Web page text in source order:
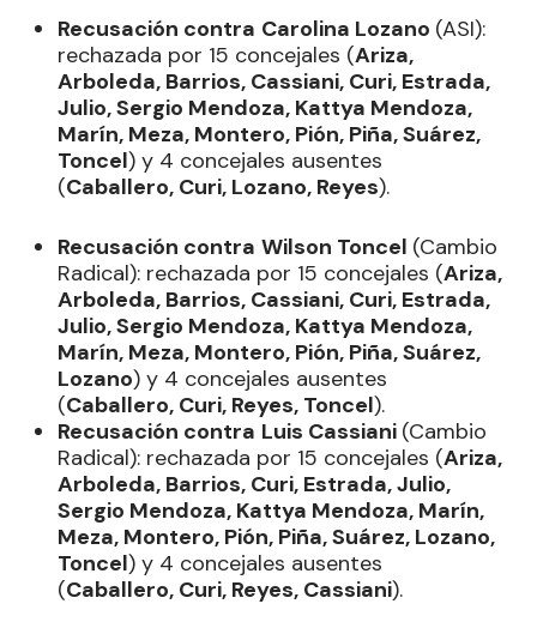
Recusación contra Carolina Lozano (ASI):
rechazada por 15 concejales (Ariza,
Arboleda, Barrios, Cassiani, Curi, Estrada,
Julio, Sergio Mendoza, Kattya Mendoza,
Marín, Meza, Montero, Pión, Piña, Suárez,
Toncel) y 4 concejales ausentes
(Caballero, Curi, Lozano, Reyes).
Recusación contra Wilson Toncel (Cambio
Radical): rechazada por 15 concejales (Ariza,
Arboleda, Barrios, Cassiani, Curi, Estrada,
Julio, Sergio Mendoza, Kattya Mendoza,
Marín, Meza, Montero, Pión, Piña, Suárez,
Lozano) y 4 concejales ausentes
(Caballero, Curi, Reyes, Toncel).
Recusación contra Luis Cassiani (Cambio
Radical): rechazada por 15 concejales (Ariza,
Arboleda, Barrios, Curi, Estrada, Julio,
Sergio Mendoza, Kattya Mendoza, Marín,
Meza, Montero, Pión, Piña, Suárez, Lozano,
Toncel) y 4 concejales ausentes
(Caballero, Curi, Reyes, Cassiani).